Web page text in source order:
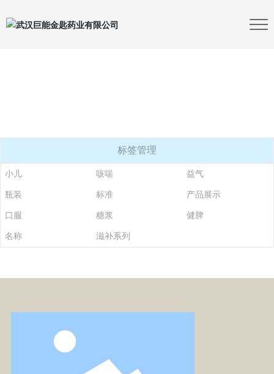
标签管理
小儿 咳喘 益气
瓶装 标准 产品展示
口服 糖浆 健脾
名称 滋补系列